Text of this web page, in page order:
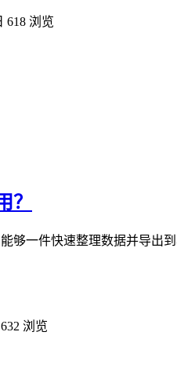
618 浏览
？
够一件快速整理数据并导出
632 浏览